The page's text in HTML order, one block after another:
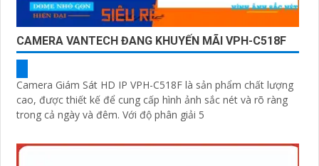
CAMERA VANTECH ĐANG KHUYẾN MÃI VPH-C518F
Camera Giám Sát HD IP VPH-C518F là sản phẩm chất lượng
cao, được thiết kế để cung cấp hình ảnh sắc nét và rõ ràng
trong cả ngày và đêm. Với độ phân giải 5